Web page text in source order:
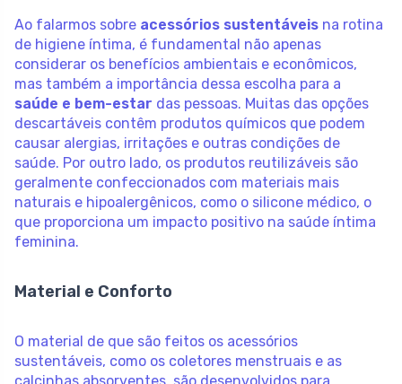
Ao falarmos sobre acessórios sustentáveis na rotina
de higiene íntima, é fundamental não apenas
considerar os benefícios ambientais e econômicos,
mas também a importância dessa escolha para a
saúde e bem-estar das pessoas. Muitas das opções
descartáveis contêm produtos químicos que podem
causar alergias, irritações e outras condições de
saúde. Por outro lado, os produtos reutilizáveis são
geralmente confeccionados com materiais mais
naturais e hipoalergênicos, como o silicone médico, o
que proporciona um impacto positivo na saúde íntima
feminina.
Material e Conforto
O material de que são feitos os acessórios
sustentáveis, como os coletores menstruais e as